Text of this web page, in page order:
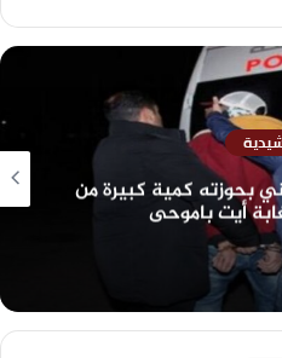
بحوزته كمية كبيرة من
أيت باموحى